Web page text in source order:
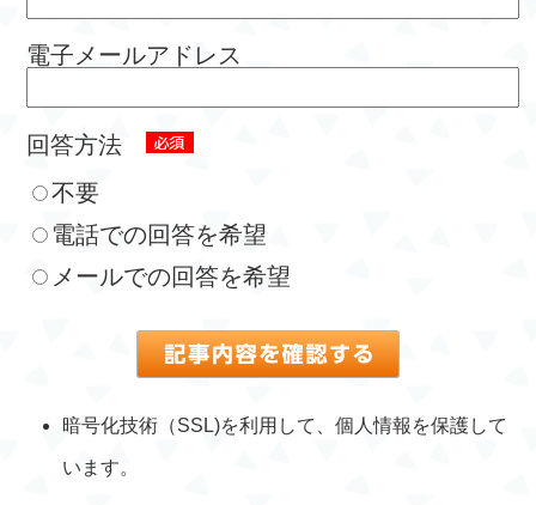
電子メールアドレス
回答方法
不要
電話での回答を希望
メールでの回答を希望
暗号化技術（SSL)を利用して、個人情報を保護して
います。